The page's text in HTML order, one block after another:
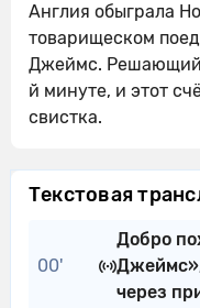
Англия обыграла
товарищеском
Джеймс. Решающий
й минуте, и этот
свистка.
Текстовая
00'
Добро
через